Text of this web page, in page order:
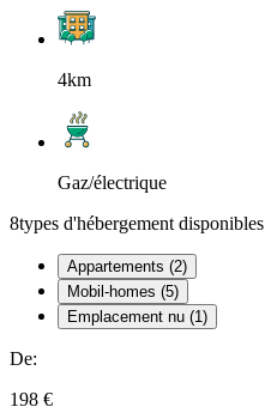
4km
Gaz/électrique
8types d'hébergement disponibles
Appartements (2)
Mobil-homes (5)
Emplacement nu (1)
De:
198 €